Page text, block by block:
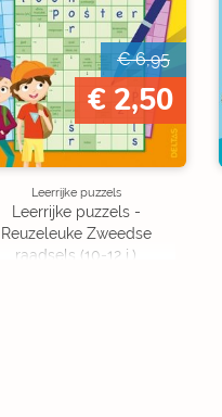
€ 6,95
€ 2,50
Leerrijke puzzels
Leerrijke puzzels -
Reuzeleuke Zweedse
raadsels (10-12 j.)